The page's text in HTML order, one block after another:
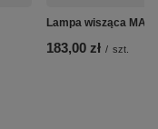
Lampa wisząca
183,00 zł / szt.